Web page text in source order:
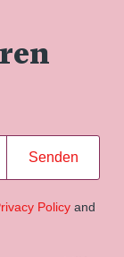
Senden
Policy and